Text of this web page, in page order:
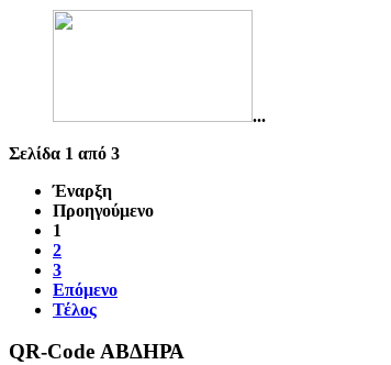
...
Σελίδα 1 από 3
Έναρξη
Προηγούμενο
1
2
3
Επόμενο
Τέλος
QR-Code ΑΒΔΗΡΑ